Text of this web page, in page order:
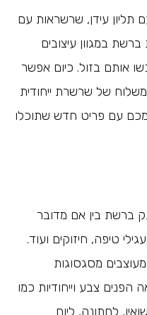
תליון עידן, שרשראות עם
במגוון עיצובים
אותם בזול. כיום אפשר
של שרשרת ייחודית
עם פריט חדש שתוכלו
ברשת בין אם מדובר
טיפה, חיזוקים ועוד.
מסגסוגות
הפנים צבע וייחודיות כמו
לחתונה, ליום